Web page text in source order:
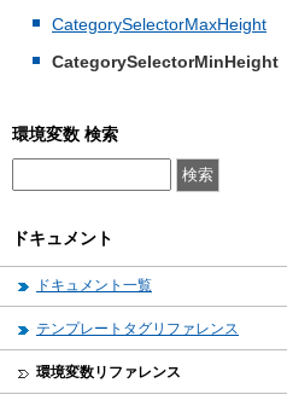
CategorySelectorMaxHeight
CategorySelectorMinHeight
環境変数 検索
ドキュメント
ドキュメント一覧
テンプレートタグリファレンス
環境変数リファレンス